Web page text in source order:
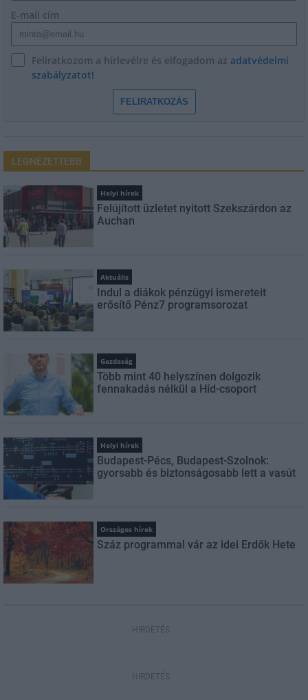
E-mail cím
Feliratkozom a hírlevélre és elfogadom az adatvédelmi
szabályzatot!
FELIRATKOZÁS
LEGNÉZETTEBB
Helyi hírek
Felújított üzletet nyitott Szekszárdon az
Auchan
Aktuális
Indul a diákok pénzügyi ismereteit
erősítő Pénz7 programsorozat
Gazdaság
Több mint 40 helyszínen dolgozik
fennakadás nélkül a Híd-csoport
Helyi hírek
Budapest-Pécs, Budapest-Szolnok:
gyorsabb és biztonságosabb lett a vasút
Országos hírek
Száz programmal vár az idei Erdők Hete
HIRDETÉS
HIRDETÉS